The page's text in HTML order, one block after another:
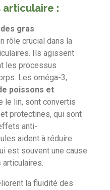
articulaire :
gras
rôle crucial dans la
Ils agissent
les processus
Les oméga-3,
poissons et
le lin, sont convertis
protectines, qui sont
anti-
aident à réduire
est souvent une cause
la fluidité des